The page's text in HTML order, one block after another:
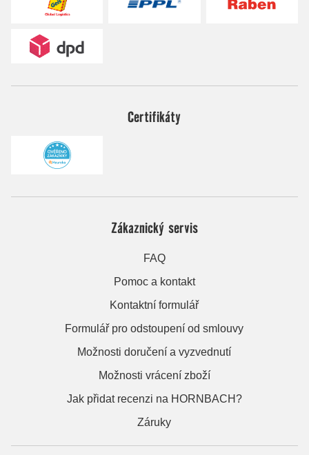
Certifikáty
Zákaznický servis
FAQ
Pomoc a kontakt
Kontaktní formulář
Formulář pro odstoupení od smlouvy
Možnosti doručení a vyzvednutí
Možnosti vrácení zboží
Jak přidat recenzi na HORNBACH?
Záruky